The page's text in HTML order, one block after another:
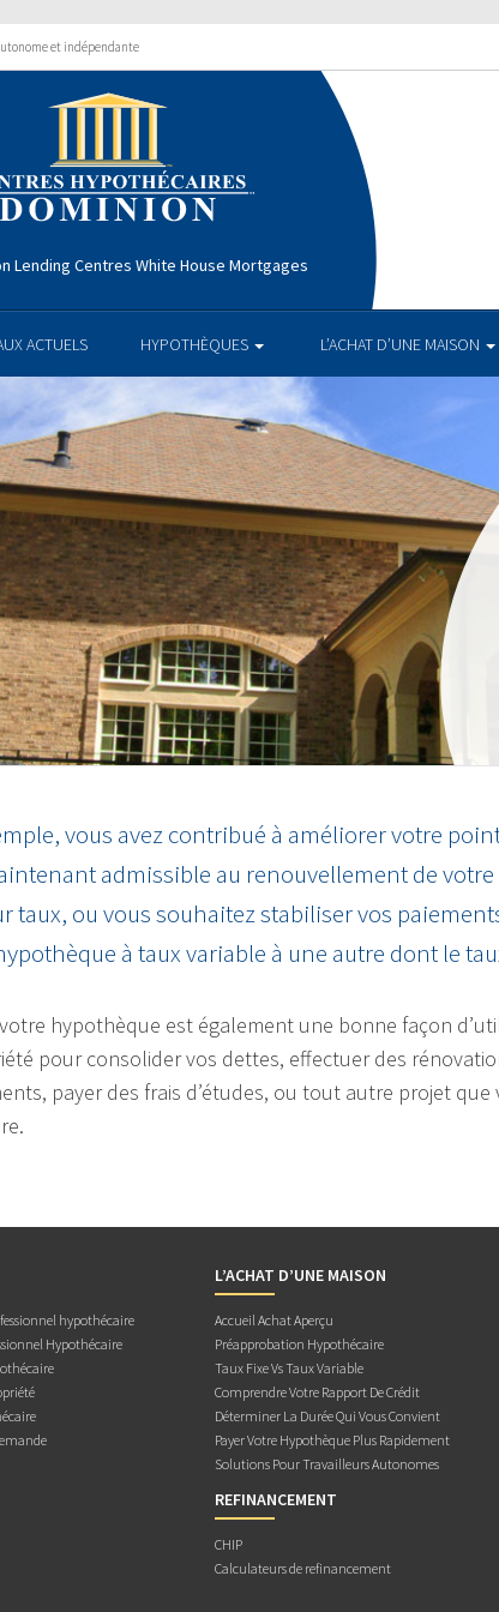
et indépendante
Lending Centres White House Mortgages
ACTUELS HYPOTHÈQUES L’ACHAT D’UNE MAISON
vous avez contribué à améliorer votre
admissible au renouvellement de
taux, ou vous souhaitez stabiliser vos
à taux variable à une autre dont le
hypothèque est également une bonne façon
pour consolider vos dettes, effectuer des
payer des frais d’études, ou tout autre projet que
hypothécaire
Hypothécaire
L’ACHAT D’UNE MAISON
Accueil Achat Aperçu
Préapprobation Hypothécaire
Taux Fixe Vs Taux Variable
Comprendre Votre Rapport De Crédit
Déterminer La Durée Qui Vous Convient
Payer Votre Hypothèque Plus Rapidement
Solutions Pour Travailleurs Autonomes
REFINANCEMENT
CHIP
Calculateurs de refinancement